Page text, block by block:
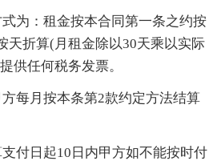
：租金按本合同第一条之约按
天折算(月租金除以30天乘以实际
供任何税务发票。
月按本条第2款约定方法结算
日起10日内甲方如不能按时付